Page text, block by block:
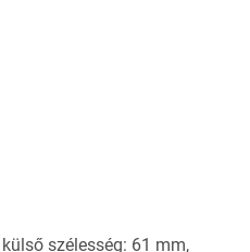
szélesség: 61 mm,